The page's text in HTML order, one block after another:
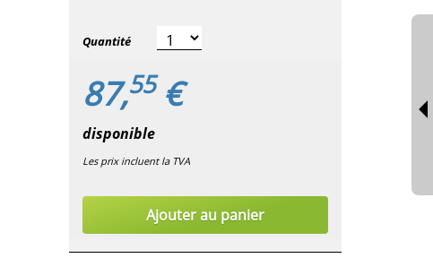
Quantité
87,55€
disponible
Les prix incluent la TVA
Ajouter au panier